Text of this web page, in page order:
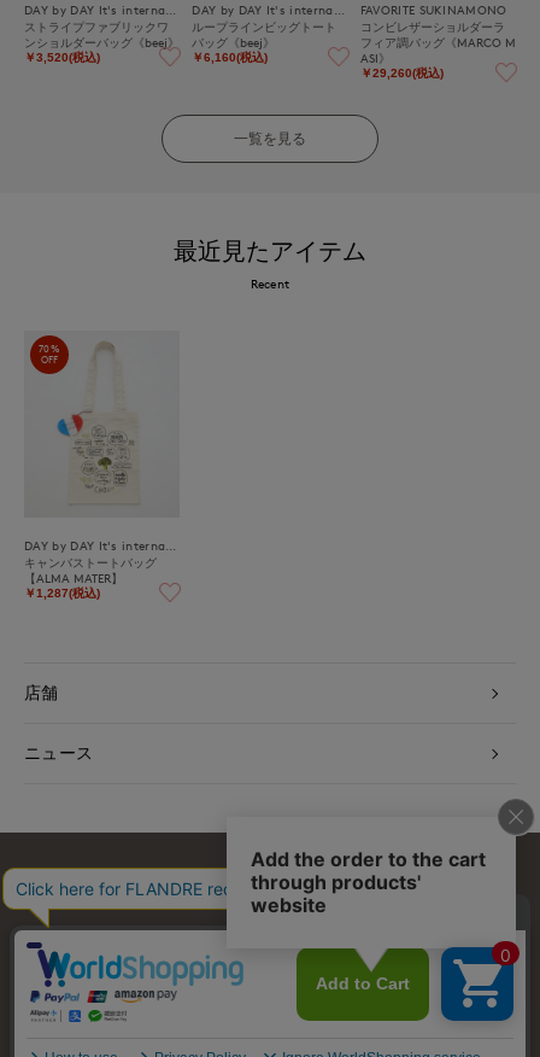
ストライプファブリックワ
ンショルダーバッグ《beej》
￥3,520(税込)
ループラインビッグトート
バッグ《beej》
￥6,160(税込)
FAVORITE SUKINAMONO
コンビレザーショルダーラ
フィア調バッグ《MARCO M
ASI》
￥29,260(税込)
一覧を見る
最近見たアイテム
Recent
70%
OFF
キャンバストートバッグ
【ALMA MATER】
￥1,287(税込)
店舗
ニュース
お問い合わせ 利用規約 会社概要 プライバシーポリシー
特定商取引・古物営業法に基づく表示 店舗リスト